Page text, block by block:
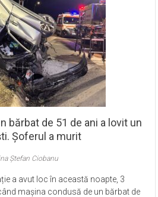
bărbat de 51 de ani a lovit un
Șoferul a murit
Ștefan Ciobanu
a avut loc în această noapte, 3
mașina condusă de un bărbat de